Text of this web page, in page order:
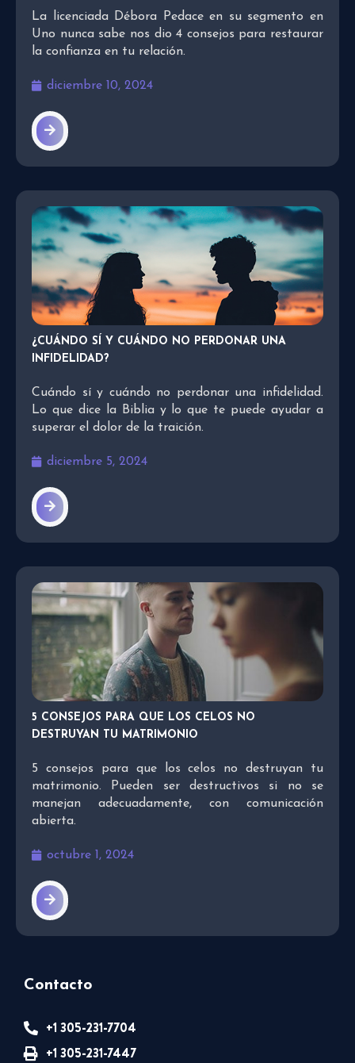
La licenciada Débora Pedace en su segmento en
Uno nunca sabe nos dio 4 consejos para restaurar
la confianza en tu relación.
diciembre 10, 2024
¿CUÁNDO SÍ Y CUÁNDO NO PERDONAR UNA
INFIDELIDAD?
Cuándo sí y cuándo no perdonar una infidelidad.
Lo que dice la Biblia y lo que te puede ayudar a
superar el dolor de la traición.
diciembre 5, 2024
5 CONSEJOS PARA QUE LOS CELOS NO
DESTRUYAN TU MATRIMONIO
5 consejos para que los celos no destruyan tu
matrimonio. Pueden ser destructivos si no se
manejan adecuadamente, con comunicación
abierta.
octubre 1, 2024
Contacto
+1 305-231-7704
+1 305-231-7447